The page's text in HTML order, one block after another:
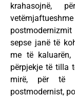
krahasojnë,
sepse janë të
me të
përpjekje të tilla
mirë, për të
postmodernist,